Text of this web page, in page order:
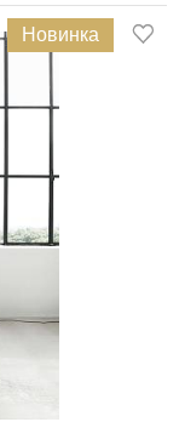
Новинка